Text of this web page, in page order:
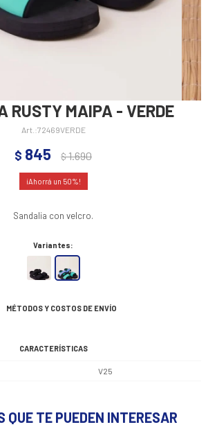
RUSTY MAIPA - VERDE
72469VERDE
$ 845 $1.690
50
Sandalia con velcro.
Variantes:
MÉTODOS Y COSTOS DE ENVÍO
CARACTERÍSTICAS
V25
QUE TE PUEDEN INTERESAR